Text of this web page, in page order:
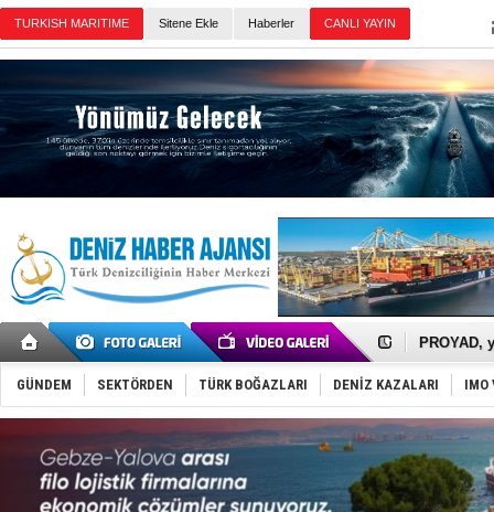
Sitene Ekle Haberler
İTU AUV,
PROYAD,
Türkiye-
Türk
Deniz
DÖDER,
Fairline,
Baltık
Runit
Limana
GÜNDEM SEKTÖRDEN TÜRK BOĞAZLARI DENİZ KAZALARI IMO